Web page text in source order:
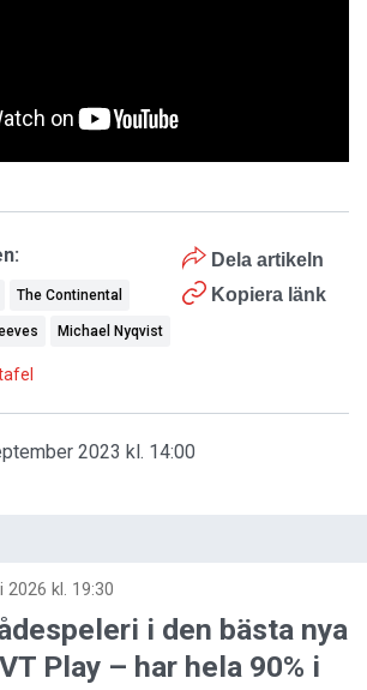
Dela artikeln
Kopiera länk
The Continental
Michael Nyqvist
2023 kl. 14:00
2026 kl. 19:30
i den bästa nya
Play – har hela 90% i